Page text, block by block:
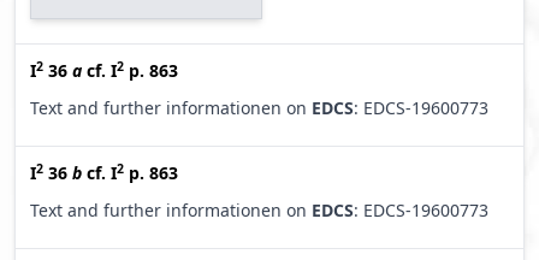
I2 36 a cf. I2 p. 863
Text and further informationen on EDCS: EDCS-19600773
I2 36 b cf. I2 p. 863
Text and further informationen on EDCS: EDCS-19600773